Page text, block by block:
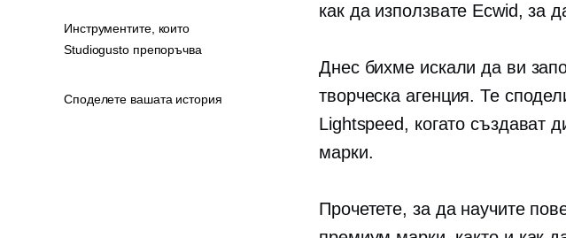
как да използвате Ecwid, за
Днес бихме искали да ви
творческа агенция. Те
Lightspeed, когато създават
марки.
Прочетете, за да научите
Инструментите, които
Studiogusto препоръчва
Споделете вашата история